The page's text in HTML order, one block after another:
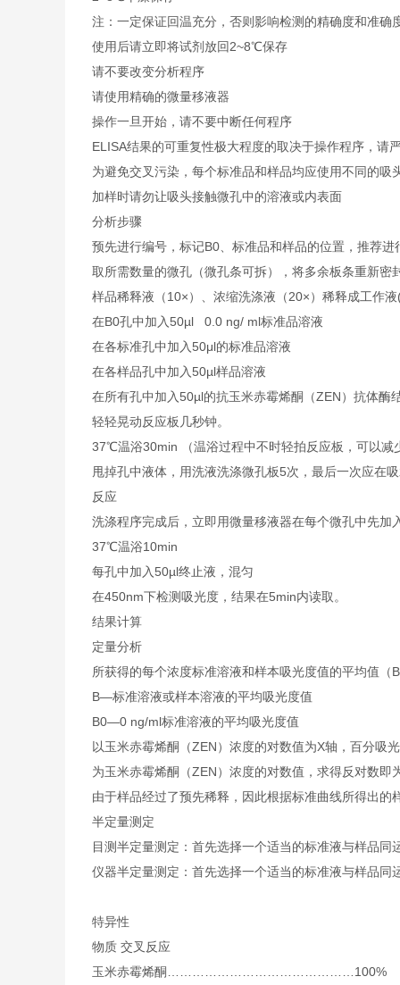
注：一定保证回温充分，否则影响检测的精确度和准确
使用后请立即将试剂放回2~8℃保存
请不要改变分析程序
请使用精确的微量移液器
操作一旦开始，请不要中断任何程序
ELISA结果的可重复性极大程度的取决于操作程序，请
为避免交叉污染，每个标准品和样品均应使用不同的吸
加样时请勿让吸头接触微孔中的溶液或内表面
分析步骤
预先进行编号，标记B0、标准品和样品的位置，推荐进
取所需数量的微孔（微孔条可拆），将多余板条重新
样品稀释液（10×）、浓缩洗涤液（20×）稀释成工作
在B0孔中加入50µl 0.0 ng/ ml标准品溶液
在各标准孔中加入50μl的标准品溶液
在各样品孔中加入50µl样品溶液
在所有孔中加入50µl的抗玉米赤霉烯酮（ZEN）抗体酶
轻轻晃动反应板几秒钟。
37℃温浴30min （温浴过程中不时轻拍反应板，可以减
甩掉孔中液体，用洗液洗涤微孔板5次，最后一次应在
反应
洗涤程序完成后，立即用微量移液器在每个微孔中先
37℃温浴10min
每孔中加入50µl终止液，混匀
在450nm下检测吸光度，结果在5min内读取。
结果计算
定量分析
所获得的每个浓度标准溶液和样本吸光度值的平均值
B—标准溶液或样本溶液的平均吸光度值
B0—0 ng/ml标准溶液的平均吸光度值
以玉米赤霉烯酮（ZEN）浓度的对数值为X轴，百分吸
为玉米赤霉烯酮（ZEN）浓度的对数值，求得反对数
由于样品经过了预先稀释，因此根据标准曲线所得出
半定量测定
目测半定量测定：首先选择一个适当的标准液与样品
仪器半定量测定：首先选择一个适当的标准液与样品
特异性
物质 交叉反应
玉米赤霉烯酮………………………………………100%